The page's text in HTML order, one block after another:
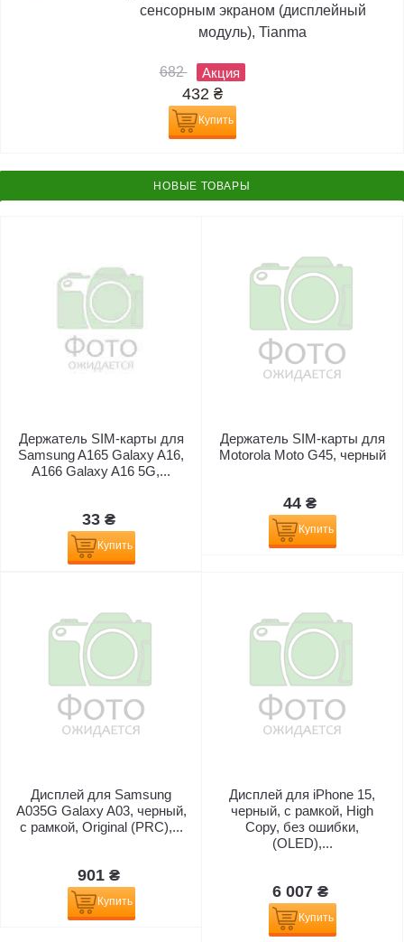
сенсорным экраном (дисплейный
модуль), Tianma
682 Акция
432 ₴
Купить
НОВЫЕ ТОВАРЫ
Держатель SIM-карты для
Samsung A165 Galaxy A16,
A166 Galaxy A16 5G,...
33 ₴
Купить
Держатель SIM-карты для
Motorola Moto G45, черный
44 ₴
Купить
Дисплей для Samsung
A035G Galaxy A03, черный,
с рамкой, Original (PRC),...
901 ₴
Купить
Дисплей для iPhone 15,
черный, с рамкой, High
Copy, без ошибки,
(OLED),...
6 007 ₴
Купить